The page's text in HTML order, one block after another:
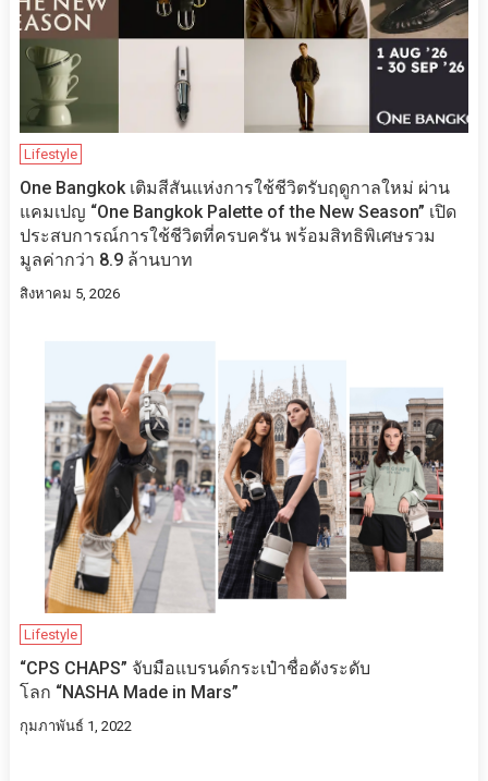
Lifestyle
One Bangkok เติมสีสันแห่งการใช้ชีวิตรับฤดูกาลใหม่ ผ่าน
แคมเปญ “One Bangkok Palette of the New Season” เปิด
ประสบการณ์การใช้ชีวิตที่ครบครัน พร้อมสิทธิพิเศษรวม
มูลค่ากว่า 8.9 ล้านบาท
สิงหาคม 5, 2026
Lifestyle
“CPS CHAPS” จับมือแบรนด์กระเป๋าชื่อดังระดับ
โลก “NASHA Made in Mars”
กุมภาพันธ์ 1, 2022